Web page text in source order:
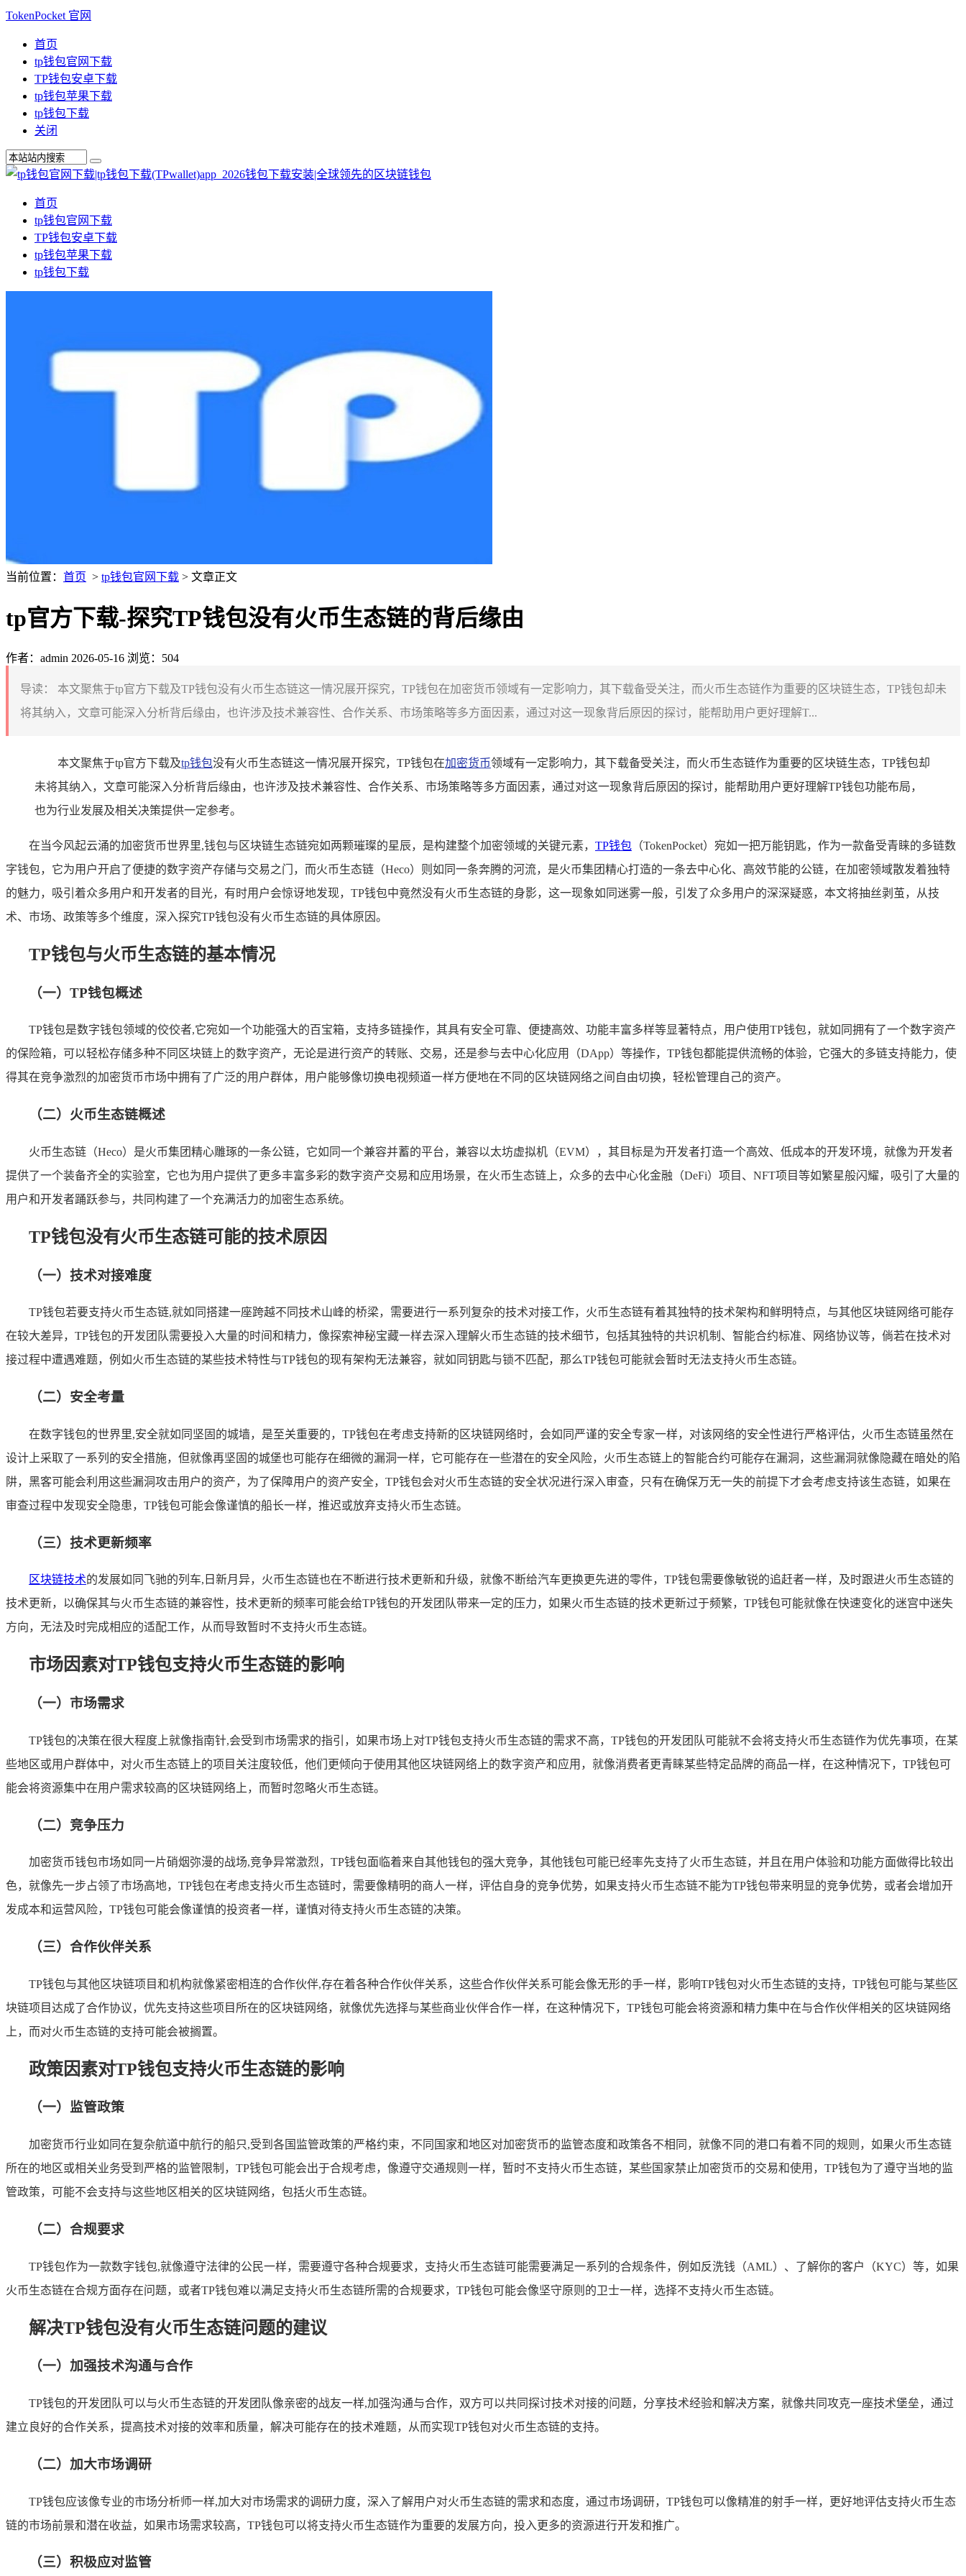
TokenPocket 官网
首页
tp钱包官网下载
TP钱包安卓下载
tp钱包苹果下载
tp钱包下载
关闭
首页
tp钱包官网下载
TP钱包安卓下载
tp钱包苹果下载
tp钱包下载
当前位置： 首页 > tp钱包官网下载 > 文章正文
tp官方下载-探究TP钱包没有火币生态链的背后缘由
作者：admin 2026-05-16 浏览：504
导读：
本文聚焦于tp官方下载及TP钱包没有火币生态链这一情况展开探究，TP钱包在加密货币领域有一定影响力，其下载备受关注，而火币生态链作为重要的区块链生态，TP钱包却未
将其纳入，文章可能深入分析背后缘由，也许涉及技术兼容性、合作关系、市场策略等多方面因素，通过对这一现象背后原因的探讨，能帮助用户更好理解T...
本文聚焦于tp官方下载及tp钱包没有火币生态链这一情况展开探究，TP钱包在加密货币领域有一定影响力，其下载备受关注，而火币生态链作为重要的区块链生态，TP钱包却
未将其纳入，文章可能深入分析背后缘由，也许涉及技术兼容性、合作关系、市场策略等多方面因素，通过对这一现象背后原因的探讨，能帮助用户更好理解TP钱包功能布局，
也为行业发展及相关决策提供一定参考。
在当今风起云涌的加密货币世界里,钱包与区块链生态链宛如两颗璀璨的星辰，是构建整个加密领域的关键元素， TP钱包 （TokenPocket）宛如一把万能钥匙，作为一款备受青睐的多链数
字钱包，它为用户开启了便捷的数字资产存储与交易之门，而火币生态链（Heco）则如同一条奔腾的河流，是火币集团精心打造的一条去中心化、高效节能的公链，在加密领域散发着独特
的魅力，吸引着众多用户和开发者的目光，有时用户会惊讶地发现，TP钱包中竟然没有火币生态链的身影，这一现象如同迷雾一般，引发了众多用户的深深疑惑，本文将抽丝剥茧，从技
术、市场、政策等多个维度，深入探究TP钱包没有火币生态链的具体原因。
TP钱包与火币生态链的基本情况
（一）TP钱包概述
TP钱包是数字钱包领域的佼佼者,它宛如一个功能强大的百宝箱，支持多链操作，其具有安全可靠、便捷高效、功能丰富多样等显著特点，用户使用TP钱包，就如同拥有了一个数字资产
的保险箱，可以轻松存储多种不同区块链上的数字资产，无论是进行资产的转账、交易，还是参与去中心化应用（DApp）等操作，TP钱包都能提供流畅的体验，它强大的多链支持能力，使
得其在竞争激烈的加密货币市场中拥有了广泛的用户群体，用户能够像切换电视频道一样方便地在不同的区块链网络之间自由切换，轻松管理自己的资产。
（二）火币生态链概述
火币生态链（Heco）是火币集团精心雕琢的一条公链，它如同一个兼容并蓄的平台，兼容以太坊虚拟机（EVM），其目标是为开发者打造一个高效、低成本的开发环境，就像为开发者
提供了一个装备齐全的实验室，它也为用户提供了更多丰富多彩的数字资产交易和应用场景，在火币生态链上，众多的去中心化金融（DeFi）项目、NFT项目等如繁星般闪耀，吸引了大量的
用户和开发者踊跃参与，共同构建了一个充满活力的加密生态系统。
TP钱包没有火币生态链可能的技术原因
（一）技术对接难度
TP钱包若要支持火币生态链,就如同搭建一座跨越不同技术山峰的桥梁，需要进行一系列复杂的技术对接工作，火币生态链有着其独特的技术架构和鲜明特点，与其他区块链网络可能存
在较大差异，TP钱包的开发团队需要投入大量的时间和精力，像探索神秘宝藏一样去深入理解火币生态链的技术细节，包括其独特的共识机制、智能合约标准、网络协议等，倘若在技术对
接过程中遭遇难题，例如火币生态链的某些技术特性与TP钱包的现有架构无法兼容，就如同钥匙与锁不匹配，那么TP钱包可能就会暂时无法支持火币生态链。
（二）安全考量
在数字钱包的世界里,安全就如同坚固的城墙，是至关重要的，TP钱包在考虑支持新的区块链网络时，会如同严谨的安全专家一样，对该网络的安全性进行严格评估，火币生态链虽然在
设计上采取了一系列的安全措施，但就像再坚固的城堡也可能存在细微的漏洞一样，它可能存在一些潜在的安全风险，火币生态链上的智能合约可能存在漏洞，这些漏洞就像隐藏在暗处的陷
阱，黑客可能会利用这些漏洞攻击用户的资产，为了保障用户的资产安全，TP钱包会对火币生态链的安全状况进行深入审查，只有在确保万无一失的前提下才会考虑支持该生态链，如果在
审查过程中发现安全隐患，TP钱包可能会像谨慎的船长一样，推迟或放弃支持火币生态链。
（三）技术更新频率
区块链技术的发展如同飞驰的列车,日新月异，火币生态链也在不断进行技术更新和升级，就像不断给汽车更换更先进的零件，TP钱包需要像敏锐的追赶者一样，及时跟进火币生态链的
技术更新，以确保其与火币生态链的兼容性，技术更新的频率可能会给TP钱包的开发团队带来一定的压力，如果火币生态链的技术更新过于频繁，TP钱包可能就像在快速变化的迷宫中迷失
方向，无法及时完成相应的适配工作，从而导致暂时不支持火币生态链。
市场因素对TP钱包支持火币生态链的影响
（一）市场需求
TP钱包的决策在很大程度上就像指南针,会受到市场需求的指引，如果市场上对TP钱包支持火币生态链的需求不高，TP钱包的开发团队可能就不会将支持火币生态链作为优先事项，在某
些地区或用户群体中，对火币生态链上的项目关注度较低，他们更倾向于使用其他区块链网络上的数字资产和应用，就像消费者更青睐某些特定品牌的商品一样，在这种情况下，TP钱包可
能会将资源集中在用户需求较高的区块链网络上，而暂时忽略火币生态链。
（二）竞争压力
加密货币钱包市场如同一片硝烟弥漫的战场,竞争异常激烈，TP钱包面临着来自其他钱包的强大竞争，其他钱包可能已经率先支持了火币生态链，并且在用户体验和功能方面做得比较出
色，就像先一步占领了市场高地，TP钱包在考虑支持火币生态链时，需要像精明的商人一样，评估自身的竞争优势，如果支持火币生态链不能为TP钱包带来明显的竞争优势，或者会增加开
发成本和运营风险，TP钱包可能会像谨慎的投资者一样，谨慎对待支持火币生态链的决策。
（三）合作伙伴关系
TP钱包与其他区块链项目和机构就像紧密相连的合作伙伴,存在着各种合作伙伴关系，这些合作伙伴关系可能会像无形的手一样，影响TP钱包对火币生态链的支持，TP钱包可能与某些区
块链项目达成了合作协议，优先支持这些项目所在的区块链网络，就像优先选择与某些商业伙伴合作一样，在这种情况下，TP钱包可能会将资源和精力集中在与合作伙伴相关的区块链网络
上，而对火币生态链的支持可能会被搁置。
政策因素对TP钱包支持火币生态链的影响
（一）监管政策
加密货币行业如同在复杂航道中航行的船只,受到各国监管政策的严格约束，不同国家和地区对加密货币的监管态度和政策各不相同，就像不同的港口有着不同的规则，如果火币生态链
所在的地区或相关业务受到严格的监管限制，TP钱包可能会出于合规考虑，像遵守交通规则一样，暂时不支持火币生态链，某些国家禁止加密货币的交易和使用，TP钱包为了遵守当地的监
管政策，可能不会支持与这些地区相关的区块链网络，包括火币生态链。
（二）合规要求
TP钱包作为一款数字钱包,就像遵守法律的公民一样，需要遵守各种合规要求，支持火币生态链可能需要满足一系列的合规条件，例如反洗钱（AML）、了解你的客户（KYC）等，如果
火币生态链在合规方面存在问题，或者TP钱包难以满足支持火币生态链所需的合规要求，TP钱包可能会像坚守原则的卫士一样，选择不支持火币生态链。
解决TP钱包没有火币生态链问题的建议
（一）加强技术沟通与合作
TP钱包的开发团队可以与火币生态链的开发团队像亲密的战友一样,加强沟通与合作，双方可以共同探讨技术对接的问题，分享技术经验和解决方案，就像共同攻克一座技术堡垒，通过
建立良好的合作关系，提高技术对接的效率和质量，解决可能存在的技术难题，从而实现TP钱包对火币生态链的支持。
（二）加大市场调研
TP钱包应该像专业的市场分析师一样,加大对市场需求的调研力度，深入了解用户对火币生态链的需求和态度，通过市场调研，TP钱包可以像精准的射手一样，更好地评估支持火币生态
链的市场前景和潜在收益，如果市场需求较高，TP钱包可以将支持火币生态链作为重要的发展方向，投入更多的资源进行开发和推广。
（三）积极应对监管